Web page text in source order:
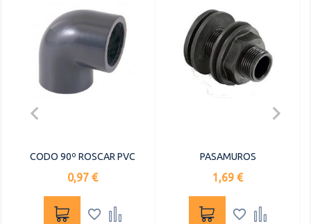

CODO 90º ROSCAR PVC
Precio
0,97 €
 
PASAMUROS
Precio
1,69 €
 
